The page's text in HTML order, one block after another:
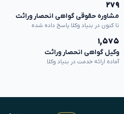
۲۷۹
مشاوره حقوقی گواهی انحصار وراثت
تا کنون در بنیاد وکلا پاسخ داده شده
۱,۵۷۵
وکیل گواهی انحصار وراثت
آماده ارائه خدمت در بنیاد وکلا